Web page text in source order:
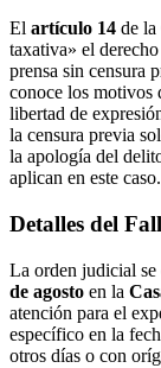
​El artículo 14 de la
taxativa» el
prensa sin censura
conoce los motivos
libertad de
la censura previa
la apología del
aplican en este caso.
​Detalles del
​La orden judicial se
de agosto en la
atención para el
específico en la
otros días o con